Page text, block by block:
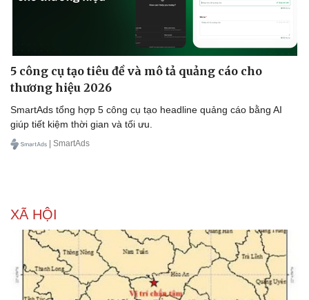
5 công cụ tạo tiêu đề và mô tả quảng cáo cho
thương hiệu 2026
SmartAds tổng hợp 5 công cụ tạo headline quảng cáo bằng AI
giúp tiết kiệm thời gian và tối ưu.
| SmartAds
XÃ HỘI